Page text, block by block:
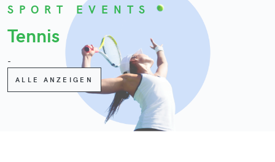
SPORT EVENTS
Tennis
-
ALLE ANZEIGEN